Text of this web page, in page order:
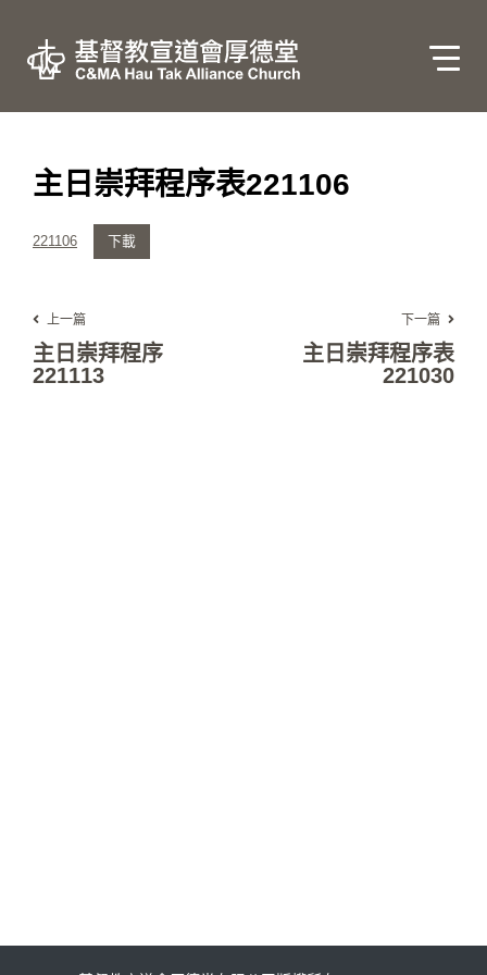
主日崇拜程序表221106
221106 下載
上一篇
主日崇拜程序
221113
下一篇
主日崇拜程序表
221030